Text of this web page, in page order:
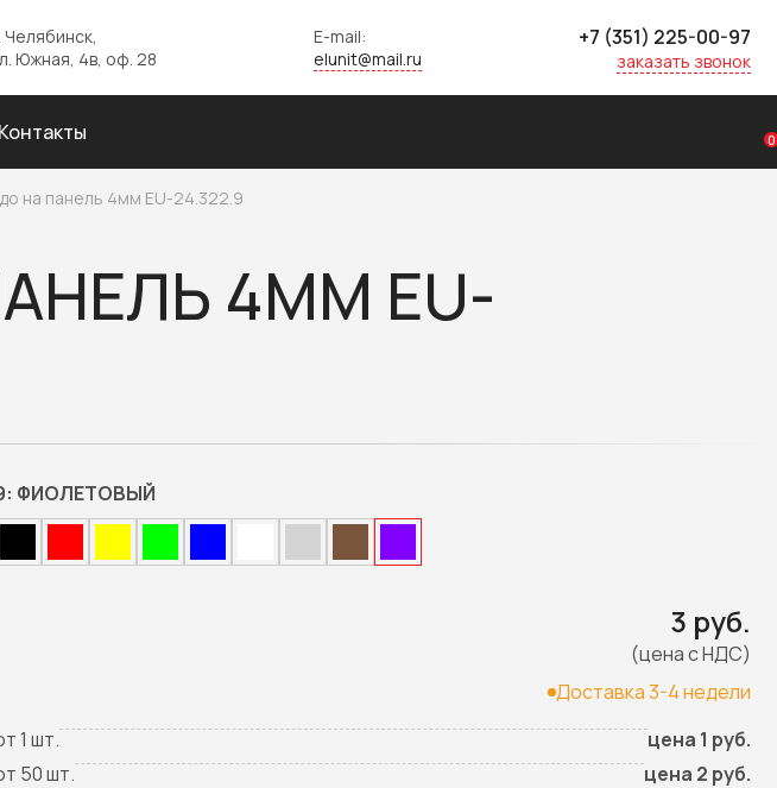
Челябинск,
Южная, 4в, оф. 28
E-mail:
elunit@mail.ru
+7 (351) 225-00-97
заказать звонок
Контакты 0
на панель 4мм EU-24.322.9
4ММ EU-
ФИОЛЕТОВЫЙ
3 руб.
(цена с НДС)
Доставка 3-4 недели
1 шт.
цена 1 руб.
50 шт.
цена 2 руб.